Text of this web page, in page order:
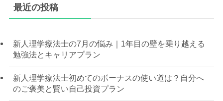
最近の投稿
新人理学療法士の7月の悩み｜1年目の壁を乗り越える
勉強法とキャリアプラン
新人理学療法士初めてのボーナスの使い道は？自分へ
のご褒美と賢い自己投資プラン